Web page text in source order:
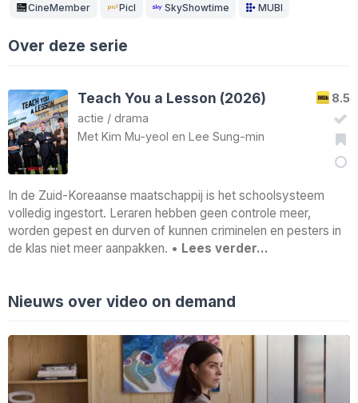
CineMember Picl SkyShowtime MUBI
Over deze serie
8.5
Teach You a Lesson (2026)
actie / drama
Met Kim Mu-yeol en Lee Sung-min
In de Zuid-Koreaanse maatschappij is het schoolsysteem
volledig ingestort. Leraren hebben geen controle meer,
worden gepest en durven of kunnen criminelen en pesters in
de klas niet meer aanpakken. • Lees verder…
Nieuws over video on demand